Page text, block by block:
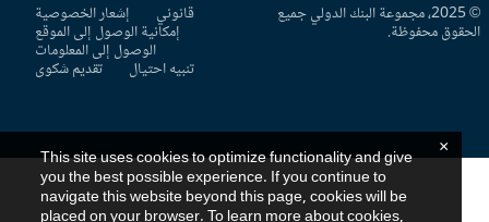
© 2025، مجموعة البنك الدولي جميع
محفوظة.
قانوني إشعار الخصوصية
إمكانية الوصول إلى الموقع
الوصول إلى المعلومات
تنبيه احتيال تقديم شكوى
This site uses cookies to optimize functionality and give
you the best possible experience. If you continue to
navigate this website beyond this page, cookies will be